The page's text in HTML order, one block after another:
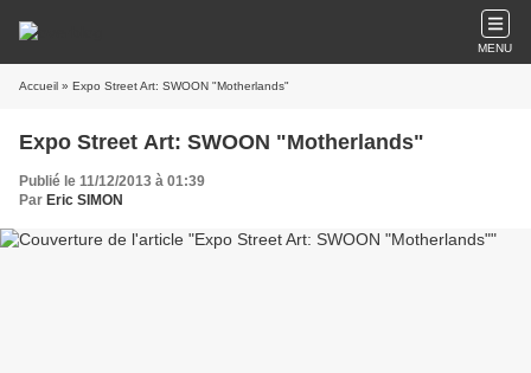
MENU
Accueil » Expo Street Art: SWOON "Motherlands"
Expo Street Art: SWOON "Motherlands"
Publié le 11/12/2013 à 01:39
Par Eric SIMON